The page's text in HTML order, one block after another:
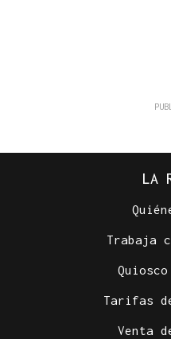
LA
Trabaja
Tarifas
Venta